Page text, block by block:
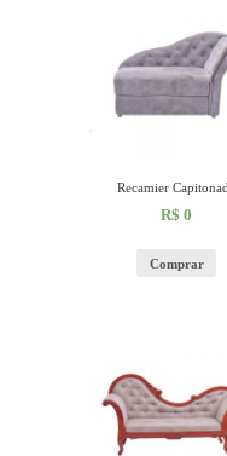
Recamier
R$ 0
Comprar